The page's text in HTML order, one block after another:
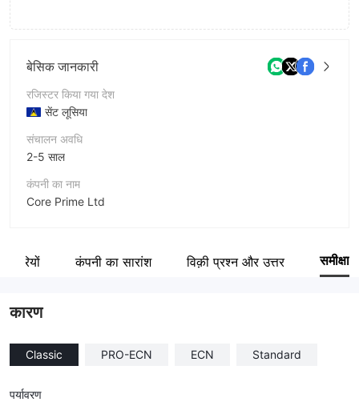
बेसिक जानकारी
रजिस्टर किया गया देश
सेंट लूसिया
संचालन अवधि
2-5 साल
कंपनी का नाम
Core Prime Ltd
कंपनी का सारांश विक़ी प्रश्न और उत्तर समीक्षा
कारण
Classic PRO-ECN ECN Standard
पर्यावरण